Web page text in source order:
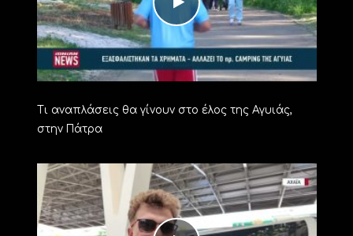
Τι αναπλάσεις θα γίνουν στο έλος της Αγυιάς,
στην Πάτρα